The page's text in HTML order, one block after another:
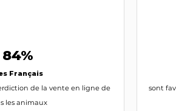
84%
Français
de la vente en ligne de
les animaux
sont